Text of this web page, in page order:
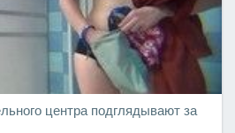
центра подглядывают за